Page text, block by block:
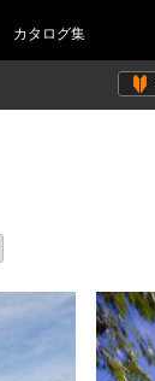
カタログ集